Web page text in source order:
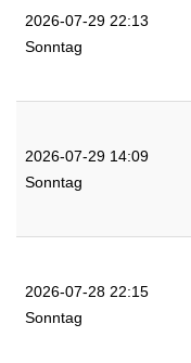
2026-07-29 22:13
Sonntag
2026-07-29 14:09
Sonntag
2026-07-28 22:15
Sonntag